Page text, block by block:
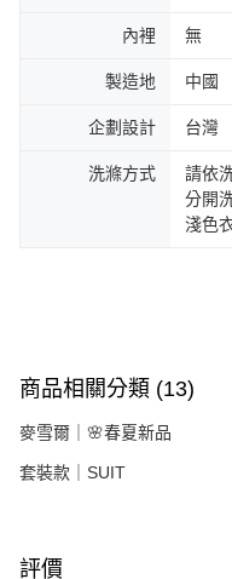
內裡 無
製造地 中國
企劃設計 台灣
洗滌方式
請依
分開
淺色
商品相關分類 (13)
麥雪爾｜🌸春夏新品
套裝款｜SUIT
評價